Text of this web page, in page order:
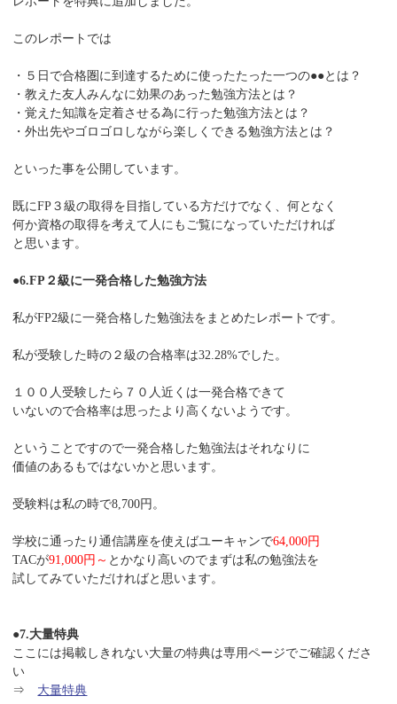
このレポートでは
・５日で合格圏に到達するために使ったたった一つの●●とは？
・教えた友人みんなに効果のあった勉強方法とは？
・覚えた知識を定着させる為に行った勉強方法とは？
・外出先やゴロゴロしながら楽しくできる勉強方法とは？
といった事を公開しています。
既にFP３級の取得を目指している方だけでなく、何となく
何か資格の取得を考えて人にもご覧になっていただければ
と思います。
●6.FP２級に一発合格した勉強方法
私がFP2級に一発合格した勉強法をまとめたレポートです。
私が受験した時の２級の合格率は32.28%でした。
１００人受験したら７０人近くは一発合格できて
いないので合格率は思ったより高くないようです。
ということですので一発合格した勉強法はそれなりに
価値のあるもではないかと思います。
受験料は私の時で8,700円。
学校に通ったり通信講座を使えばユーキャンで64,000円
TACが91,000円～ とかなり高いのでまずは私の勉強法を
試してみていただければと思います。
●7.大量特典
ここには掲載しきれない大量の特典は専用ページでご確認くださ
い
⇒ 大量特典